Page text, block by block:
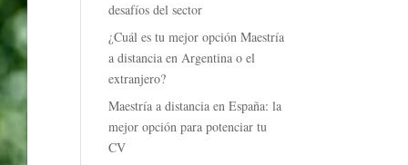
desafíos del sector
¿Cuál es tu mejor opción Maestría
a distancia en Argentina o el
extranjero?
Maestría a distancia en España: la
mejor opción para potenciar tu
CV